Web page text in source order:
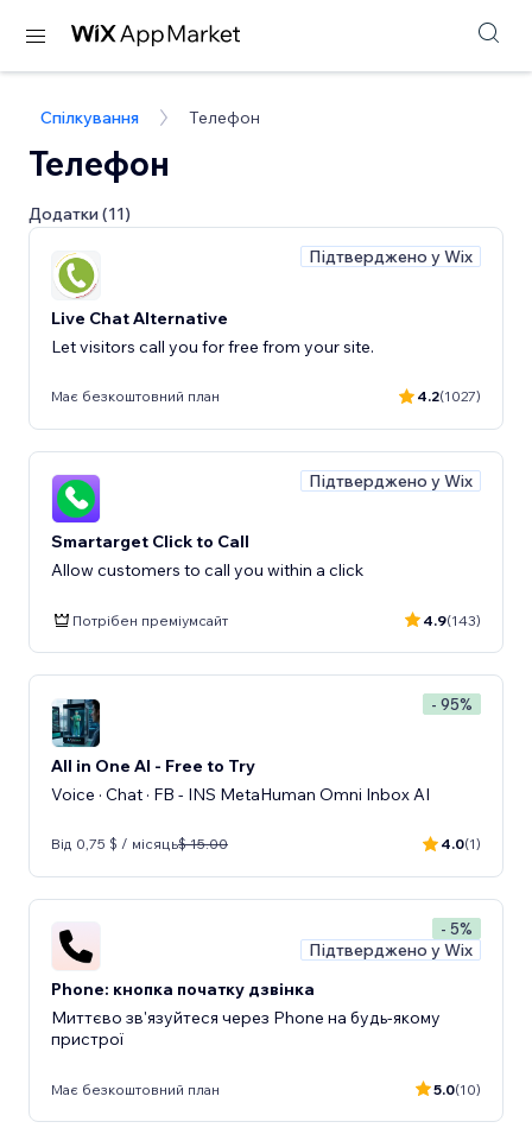
Спілкування Телефон
Телефон
Додатки (11)
Підтверджено у Wix
Live Chat Alternative
Let visitors call you for free from your site.
Має безкоштовний план 4.2(1027)
Підтверджено у Wix
Smartarget Click to Call
Allow customers to call you within a click
Потрібен преміумсайт 4.9(143)
- 95%
All in One AI - Free to Try
Voice · Chat · FB - INS MetaHuman Omni Inbox AI
Від 0,75 $ / місяць$ 15.00 4.0(1)
- 5%
Підтверджено у Wix
Phone: кнопка початку дзвінка
Миттєво зв'язуйтеся через Phone на будь-якому
пристрої
Має безкоштовний план 5.0(10)